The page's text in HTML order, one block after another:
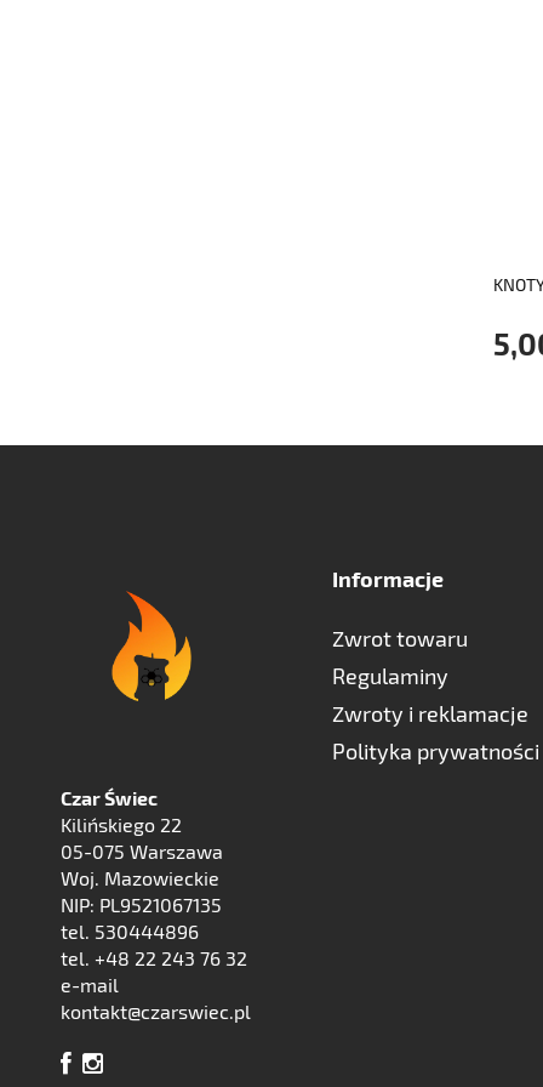
Informacje
Zwrot towaru
Regulaminy
Zwroty i reklamacje
Polityka prywatności
Czar Świec
Kilińskiego 22
05-075 Warszawa
Woj. Mazowieckie
NIP: PL9521067135
tel. 530444896
tel. +48 22 243 76 32
e-mail
kontakt@czarswiec.pl